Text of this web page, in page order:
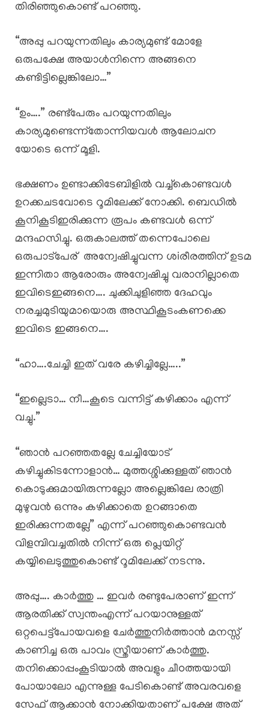
തിരിഞ്ഞുകൊണ്ട് പറഞ്ഞു.
“അപ്പു പറയുന്നതിലും കാര്യമുണ്ട് മോളേ
ഒരുപക്ഷേ അയാൾനിന്നെ അങ്ങനെ
കണ്ടിട്ടില്ലെങ്കിലോ…”
“ഉം….” രണ്ട്പേരും പറയുന്നതിലും
കാര്യമുണ്ടെന്ന്തോന്നിയവൾ ആലോചന
യോടെ ഒന്ന് മൂളി.
ഭക്ഷണം ഉണ്ടാക്കിടേബിളിൽ വച്ച്കൊണ്ടവൾ
ഉറക്കചടവോടെ റൂമിലേക്ക് നോക്കി. ബെഡിൽ
കൂനികൂടിഇരിക്കുന്ന രൂപം കണ്ടവൾ ഒന്ന്
മന്ദഹസിച്ചു. ഒരുകാലത്ത് തന്നെപോലെ
ഒരുപാട്പേര് അന്വേഷിച്ചുവന്ന ശiരീരത്തിന് ഉടമ
ഇന്നിതാ ആരോരും അന്വേഷിച്ചു വരാനില്ലാതെ
ഇവിടെഇങ്ങനെ…. ചുക്കിചുളിഞ്ഞ ദേഹവും
നരച്ചമുടിയുമായൊരു അസ്ഥികൂടംകണക്കെ
ഇവിടെ ഇങ്ങനെ….
“ഹാ….ചേച്ചി ഇത് വരേ കഴിച്ചില്ലേ…..”
“ഇല്ലെടാ… നീ…കൂടെ വന്നിട്ട് കഴിക്കാം എന്ന്
വച്ചു.”
“ഞാൻ പറഞ്ഞതല്ലേ ചേച്ചിയോട്
കഴിച്ചുകിടന്നോളാൻ… മുത്തശ്ശിക്കുള്ളത് ഞാൻ
കൊടുക്കുമായിരുന്നല്ലോ അല്ലെങ്കിലേ രാത്രി
മുഴുവൻ ഒന്നും കഴിക്കാതെ ഉറങ്ങാതെ
ഇരിക്കുന്നതല്ലേ” എന്ന് പറഞ്ഞുകൊണ്ടവൻ
വിളമ്പിവച്ചതിൽ നിന്ന് ഒരു പ്ലെയിറ്റ്
കയ്യിലെടുത്തുകൊണ്ട് റൂമിലേക്ക് നടന്നു.
അപ്പു…. കാർത്തു … ഇവർ രണ്ടുപേരാണ് ഇന്ന്
ആരതിക്ക് സ്വന്തംഎന്ന് പറയാനുള്ളത്
ഒറ്റപെട്ട്പോയവളെ ചേർത്തുനിർത്താൻ മനസ്സ്
കാണിച്ച ഒരു പാവം സ്ത്രീയാണ് കാർത്തു.
തനിക്കൊപ്പംകൂടിയാൽ അവളും ചീoത്തയായി
പോയാലോ എന്നുള്ള പേടികൊണ്ട് അവരവളെ
സേഫ് ആക്കാൻ നോക്കിയതാണ് പക്ഷേ അത്